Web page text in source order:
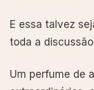
E essa talvez
toda a
Um perfume de